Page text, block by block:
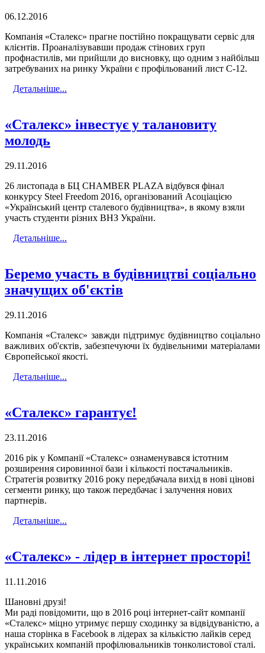
06.12.2016
Компанія «Сталекс» прагне постійно покращувати сервіс для
клієнтів. Проаналізувавши продаж стінових груп
профнастилів, ми прийшли до висновку, що одним з найбільш
затребуваних на ринку України є профільований лист С-12.
Детальніше...
«Сталекс» інвестує у талановиту
молодь
29.11.2016
26 листопада в БЦ CHAMBER PLAZA відбувся фінал
конкурсу Steel Freedom 2016, організований Асоціацією
«Український центр сталевого будівництва», в якому взяли
участь студенти різних ВНЗ України.
Детальніше...
Беремо участь в будівництві соціально
значущих об'єктів
29.11.2016
Компанія «Сталекс» завжди підтримує будівництво соціально
важливих об'єктів, забезпечуючи їх будівельними матеріалами
Європейської якості.
Детальніше...
«Сталекс» гарантує!
23.11.2016
2016 рік у Компанії «Сталекс» ознаменувався істотним
розширення сировинної бази і кількості постачальників.
Стратегія розвитку 2016 року передбачала вихід в нові цінові
сегменти ринку, що також передбачає і залучення нових
партнерів.
Детальніше...
«Сталекс» - лідер в інтернет просторі!
11.11.2016
Шановні друзі!
Ми раді повідомити, що в 2016 році інтернет-сайт компанії
«Сталекс» міцно утримує першу сходинку за відвідуваністю, а
наша сторінка в Facebook в лідерах за кількістю лайків серед
українських компаній профілювальників тонколистової сталі.